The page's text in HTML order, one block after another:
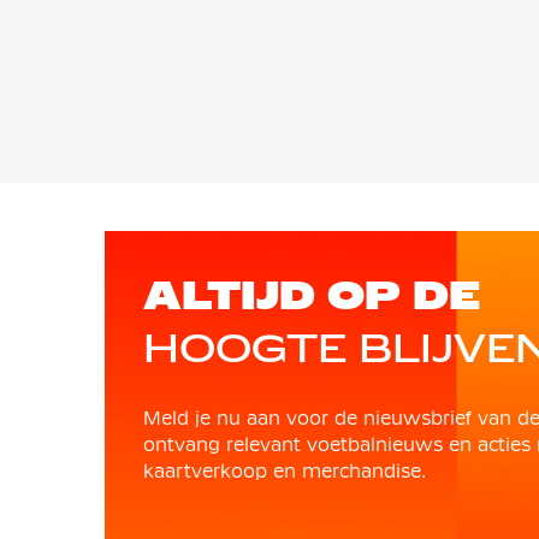
ALTIJD OP DE
HOOGTE
Meld je nu aan voor de nieuwsbrief van
ontvang relevant voetbalnieuws en acties
kaartverkoop en merchandise.